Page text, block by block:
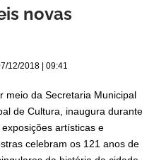
novas
12/2018 | 09:41
meio da Secretaria Municipal
de Cultura, inaugura durante
artísticas e
celebram os 121 anos de